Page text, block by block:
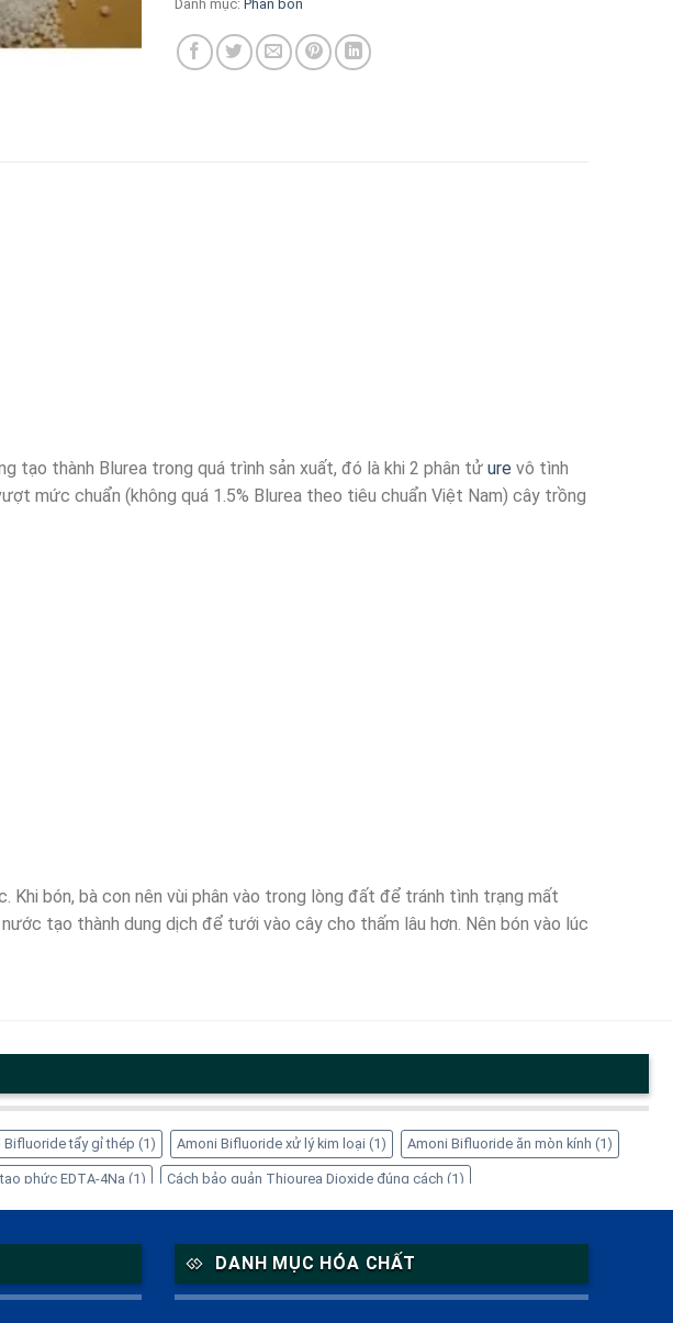
Danh mục:Phân bón
tạo thành Blurea trong quá trình sản xuất, đó là khi 2 phân tử ure vô tình
mức chuẩn (không quá 1.5% Blurea theo tiêu chuẩn Việt Nam) cây trồng
bón, bà con nên vùi phân vào trong lòng đất để tránh tình trạng mất
tạo thành dung dịch để tưới vào cây cho thấm lâu hơn. Nên bón vào lúc
Bifluoride tẩy gỉ thép (1) Amoni Bifluoride xử lý kim loại (1) Amoni Bifluoride ăn mòn kính (1)
phức EDTA-4Na (1) Cách bảo quản Thiourea Dioxide đúng cách (1)
(2) Dung dịch Sorbitol(1) EDTA-4Na có tác dụng gì(1) EDTA-4Na có độc không(1)
(1) Glycerin tinh luyện giá sỉ(1) Inositol cho nữ giới(1) Inositol giảm cân(1)
hãng(1) Mua Sorbitol Solution ở đâu(1) Mua Thiourea Dioxide giá tốt ở đâu(1)
DANH MỤC HÓA CHẤT